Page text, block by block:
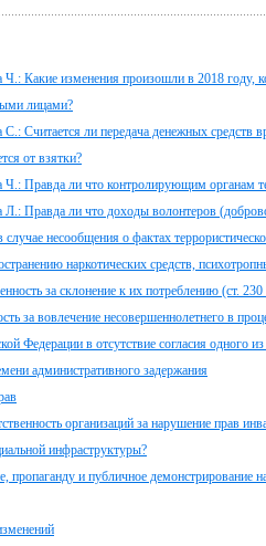
Ч.: Какие изменения произошли в 2018 году,
лицами?
Считается ли передача денежных средств
от взятки?
Правда ли что контролирующим органам
Л.: Правда ли что доходы волонтеров
несообщения о фактах
наркотических средств,
за склонение к их потреблению (ст.
за вовлечение несовершеннолетнего в
Федерации в отсутствие согласия одного
административного задержания
организаций за нарушение прав
инфраструктуры?
пропаганду и публичное демонстрирование